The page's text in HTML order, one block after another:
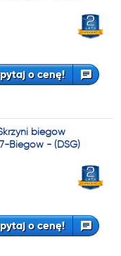
o cenę!
biegów
Biegów - (DSG)
o cenę!